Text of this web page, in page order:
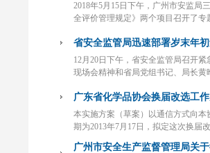
2018年5月15日下午，广州市安监局
全评价管理规定》两个项目召开了
省安全监管局迅速部署岁末年
12月20日下午，省安全监管局召开
现场会精神和省局党组书记、局长
广东省化学品协会换届改选工
本实施方案（草案）以通信方式向
期为2013年7月17日，拟定这次换届
广州市安全生产监督管理局关